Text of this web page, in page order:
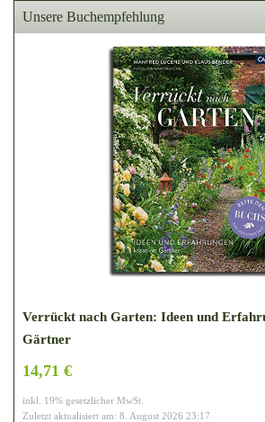
Unsere Buchempfehlung
Verrückt nach Garten: Ideen und
Gärtner
14,71 €
inkl. 19% gesetzlicher MwSt.
Zuletzt aktualisiert am: 8. August 2026 23:17